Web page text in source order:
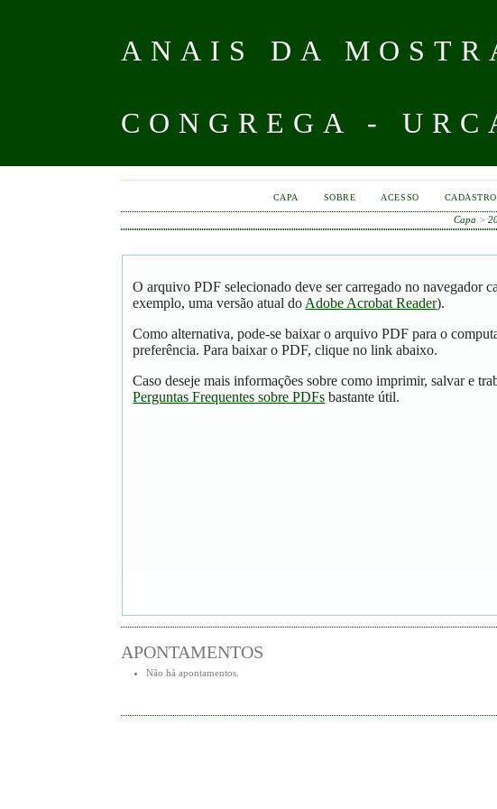
ANAIS DA
CONGREGA -
CAPA SOBRE ACESSO CADASTRO
Capa >
O arquivo PDF selecionado deve ser carregado no navegador
exemplo, uma versão atual do Adobe Acrobat Reader).
Como alternativa, pode-se baixar o arquivo PDF para o
preferência. Para baixar o PDF, clique no link abaixo.
Caso deseje mais informações sobre como imprimir, salvar e
Perguntas Frequentes sobre PDFs bastante útil.
APONTAMENTOS
Não há apontamentos.